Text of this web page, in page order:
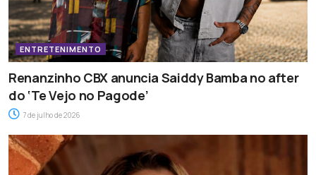
ENTRETENIMENTO
Renanzinho CBX anuncia Saiddy Bamba no after
do ‘Te Vejo no Pagode’
7 de julho de 2026